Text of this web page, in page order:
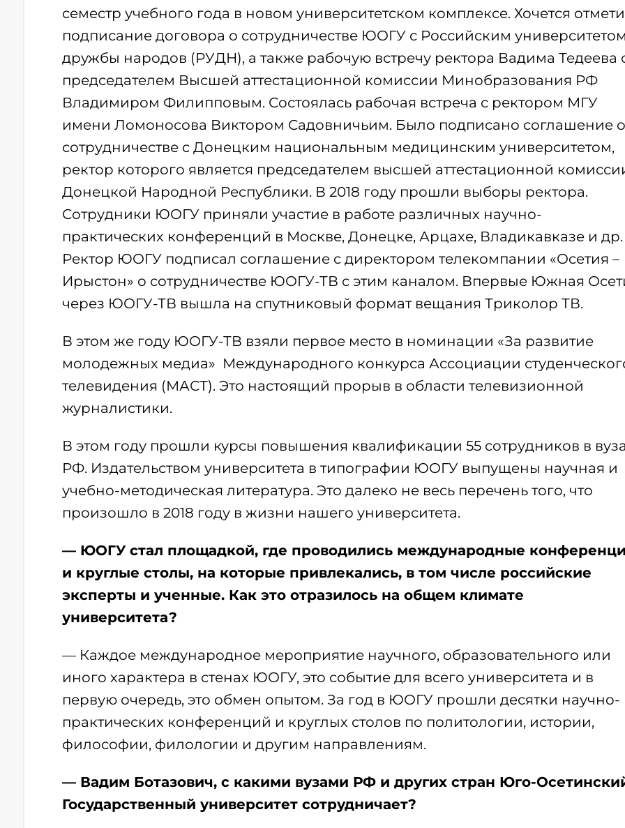
семестр учебного года в новом университетском комплексе. Хочется
подписание договора о сотрудничестве ЮОГУ с Российским
дружбы народов (РУДН), а также рабочую встречу ректора Вадима Тедеева
председателем Высшей аттестационной комиссии Минобразования РФ
Владимиром Филипповым. Состоялась рабочая встреча с ректором МГУ
имени Ломоносова Виктором Садовничьим. Было подписано соглашение о
сотрудничестве с Донецким национальным медицинским университетом,
ректор которого является председателем высшей аттестационной
Донецкой Народной Республики. В 2018 году прошли выборы ректора.
Сотрудники ЮОГУ приняли участие в работе различных научно-
практических конференций в Москве, Донецке, Арцахе, Владикавказе и др.
Ректор ЮОГУ подписал соглашение с директором телекомпании «Осетия –
Ирыстон» о сотрудничестве ЮОГУ-ТВ с этим каналом. Впервые Южная
через ЮОГУ-ТВ вышла на спутниковый формат вещания Триколор ТВ.
В этом же году ЮОГУ-ТВ взяли первое место в номинации «За развитие
молодежных медиа» Международного конкурса Ассоциации
телевидения (МАСТ). Это настоящий прорыв в области телевизионной
журналистики.
В этом году прошли курсы повышения квалификации 55 сотрудников в
РФ. Издательством университета в типографии ЮОГУ выпущены научная и
учебно-методическая литература. Это далеко не весь перечень того, что
произошло в 2018 году в жизни нашего университета.
— ЮОГУ стал площадкой, где проводились международные
и круглые столы, на которые привлекались, в том числе российские
эксперты и ученные. Как это отразилось на общем климате
университета?
— Каждое международное мероприятие научного, образовательного или
иного характера в стенах ЮОГУ, это событие для всего университета и в
первую очередь, это обмен опытом. За год в ЮОГУ прошли десятки научно-
практических конференций и круглых столов по политологии, истории,
философии, филологии и другим направлениям.
— Вадим Ботазович, с какими вузами РФ и других стран Юго-
Государственный университет сотрудничает?